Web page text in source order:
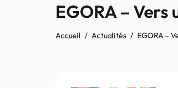
EGORA –
Accueil Actualités EGORA –